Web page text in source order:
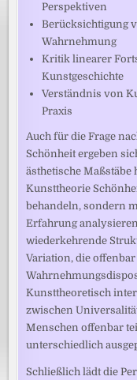
Perspektiven
Berücksichtigung
Wahrnehmung
Kritik linearer
Kunstgeschichte
Verständnis von
Praxis
Auch für die Frage
Schönheit ergeben
ästhetische
Kunsttheorie
behandeln, sondern
Erfahrung
wiederkehrende
Variation, die
Kunsttheoretisch
zwischen
Menschen offenbar
unterschiedlich
Schließlich lädt die